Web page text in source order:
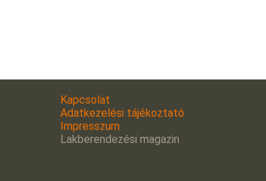
Kapcsolat
Adatkezelési tájékoztató
Impresszum
Lakberendezési magazin